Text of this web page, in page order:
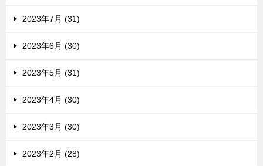
2023年7月 (31)
2023年6月 (30)
2023年5月 (31)
2023年4月 (30)
2023年3月 (30)
2023年2月 (28)